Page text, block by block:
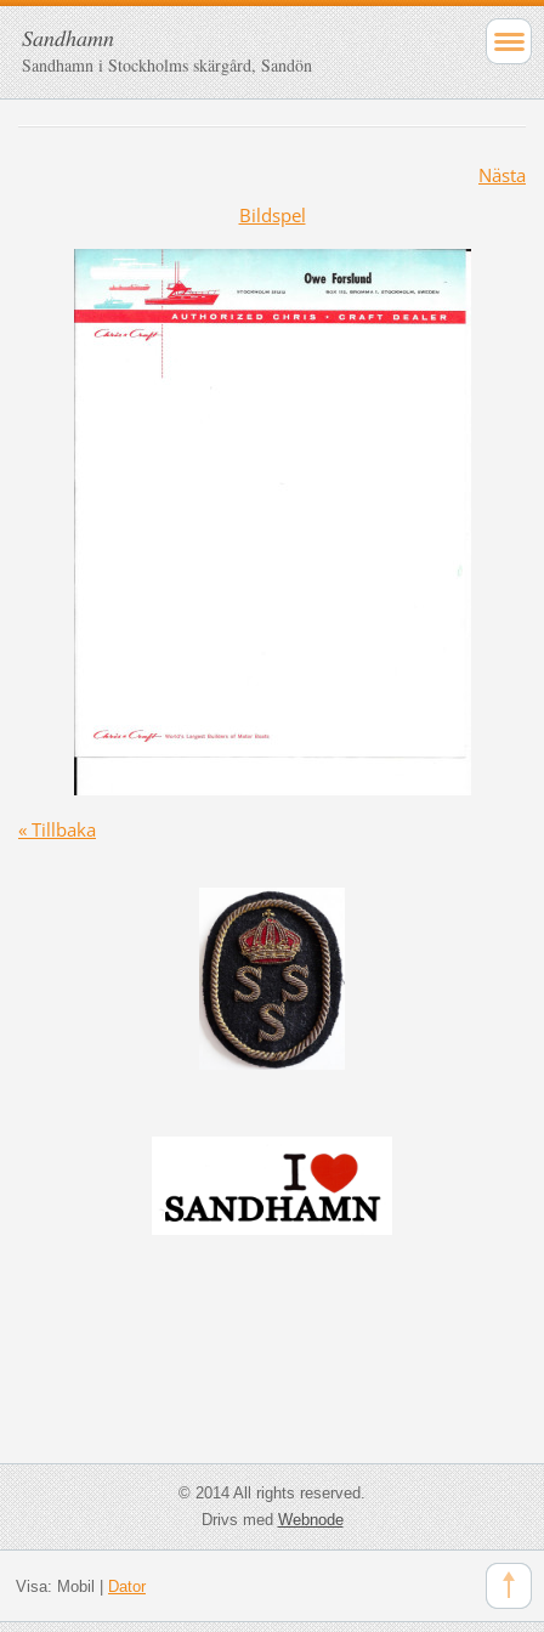
Sandhamn
Sandhamn i Stockholms skärgård, Sandön
Nästa
Bildspel
« Tillbaka
© 2014 All rights reserved.
Drivs medWebnode
Visa: Mobil Dator